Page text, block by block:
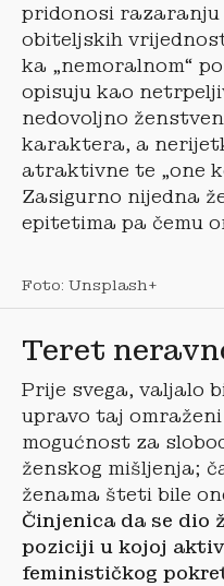
pridonosi
obiteljskih
ka „nemoralnom“
opisuju kao
nedovoljno
karaktera, a
atraktivne te „one
Zasigurno nijedna
epitetima pa čemu
Foto: Unsplash+
Teret
Prije svega, valjalo
upravo taj
mogućnost za
ženskog mišljenja;
ženama šteti bile
Činjenica da se dio
poziciji u kojoj
feminističkog